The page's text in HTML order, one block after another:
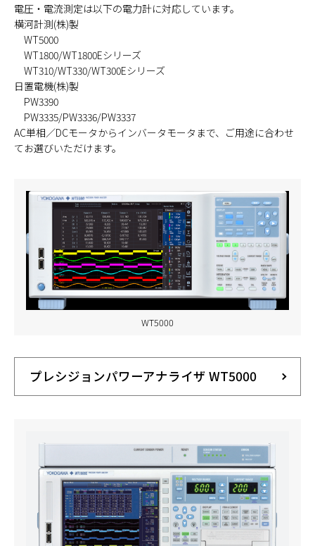
電圧・電流測定は以下の電力計に対応しています。
横河計測(株)製
WT5000
WT1800/WT1800Eシリーズ
WT310/WT330/WT300Eシリーズ
日置電機(株)製
PW3390
PW3335/PW3336/PW3337
AC単相／DCモータからインバータモータまで、ご用途に合わせ
てお選びいただけます。
WT5000
プレシジョンパワーアナライザ WT5000